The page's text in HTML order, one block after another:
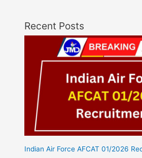
Recent Posts
Indian Air Force AFCAT 01/2026